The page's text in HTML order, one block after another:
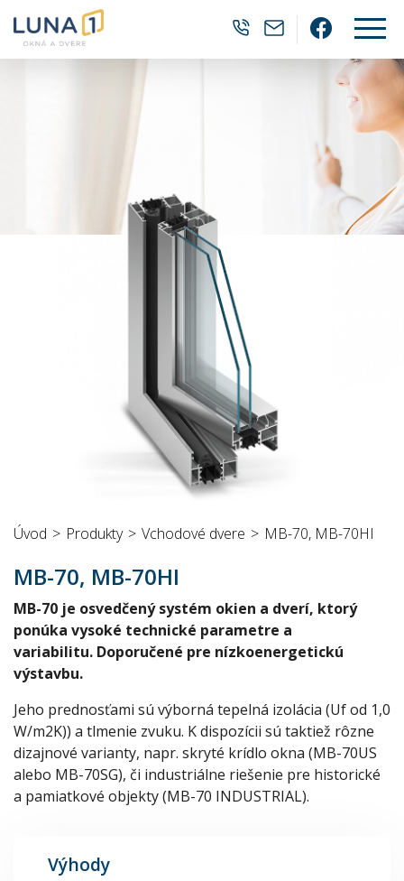
0905 382 202
Úvod Produkty Vchodové dvere MB-70, MB-70HI
MB-70, MB-70HI
MB-70 je osvedčený systém okien a dverí, ktorý
ponúka vysoké technické parametre a
variabilitu. Doporučené pre nízkoenergetickú
výstavbu.
Jeho prednosťami sú výborná tepelná izolácia (Uf od 1,0
W/m2K)) a tlmenie zvuku. K dispozícii sú taktiež rôzne
dizajnové varianty, napr. skryté krídlo okna (MB-70US
alebo MB-70SG), či industriálne riešenie pre historické
a pamiatkové objekty (MB-70 INDUSTRIAL).
Výhody